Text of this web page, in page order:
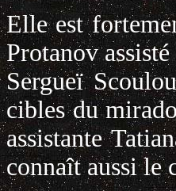
Elle est
Protanov
Sergueï
cibles du
assistante
connaît aussi le